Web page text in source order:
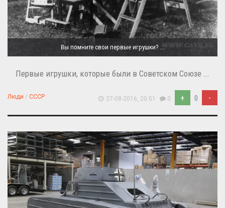
Вы помните свои первые игрушки? ...
Первые игрушки, которые были в Советском Союзе ...
Люди / СССР 27-08-2016, 20:51 0 + 0 -